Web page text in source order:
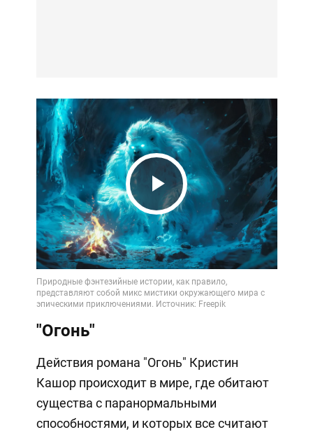
Play
Video
"Огонь"
Действия романа "Огонь" Кристин
Кашор происходит в мире, где обитают
существа с паранормальными
способностями, и которых все считают